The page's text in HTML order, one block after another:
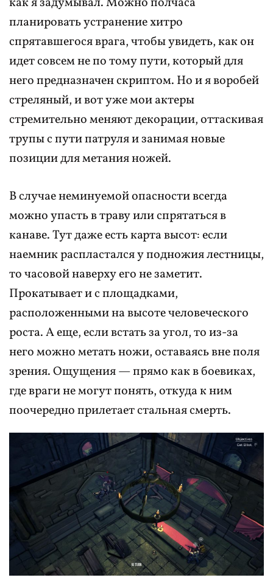
планировать устранение хитро
спрятавшегося врага, чтобы увидеть, как он
идет совсем не по тому пути, который для
него предназначен скриптом. Но и я воробей
стреляный, и вот уже мои актеры
стремительно меняют декорации, оттаскивая
трупы с пути патруля и занимая новые
позиции для метания ножей.
В случае неминуемой опасности всегда
можно упасть в траву или спрятаться в
канаве. Тут даже есть карта высот: если
наемник распластался у подножия лестницы,
то часовой наверху его не заметит.
Прокатывает и с площадками,
расположенными на высоте человеческого
роста. А еще, если встать за угол, то из-за
него можно метать ножи, оставаясь вне поля
зрения. Ощущения — прямо как в боевиках,
где враги не могут понять, откуда к ним
поочередно прилетает стальная смерть.